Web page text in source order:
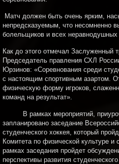
Матч должен быть очень ярким,
непредсказуемым, что несомненно
болельщиков и всех неравнодушных
Как до этого отмечал Заслуженный
Председатель правления СХЛ
Юрзинов: «Соревнования среди
с настоящим спортивным азартом.
физическую форму игроков,
команд на результат».
В рамках мероприятий,
запланировано заседание
студенческого хоккея, который
Комитета по физической культуре и
рамках заседания пройдет
перспективы развития